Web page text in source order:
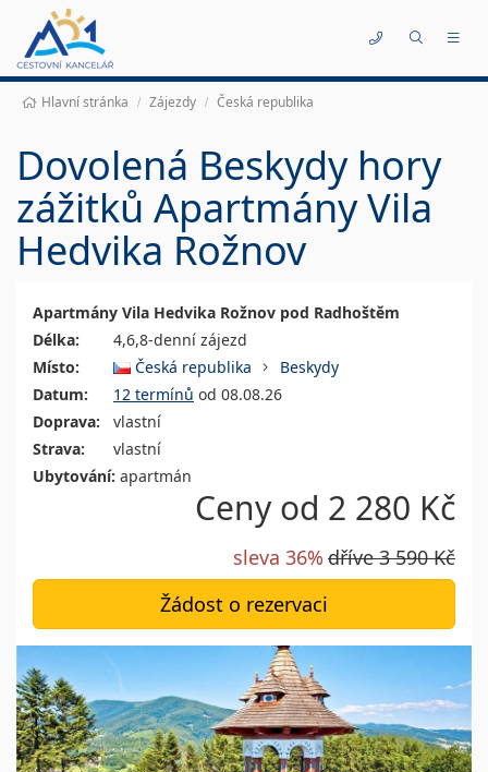
Kontakty
Hlavní stránka Zájezdy Česká republika
Dovolená Beskydy hory
zážitků Apartmány Vila
Hedvika Rožnov
Apartmány Vila Hedvika Rožnov pod Radhoštěm
Délka:
4,6,8-denní zájezd
Místo:
Česká republika
Beskydy
Datum:
12 termínů od 08.08.26
Doprava:
vlastní
Strava:
vlastní
Ubytování: apartmán
Ceny od 2 280 Kč
sleva 36% dříve3 590 Kč
Žádost o rezervaci